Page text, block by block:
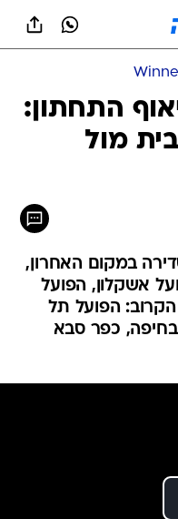
התחתון:
מול
במקום האחרון,
אשקלון, הפועל
הקרוב: הפועל תל
בחיפה, כפר סבא